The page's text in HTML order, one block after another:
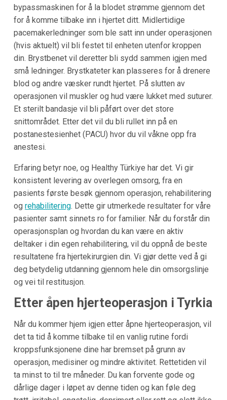
bypassmaskinen for å la blodet strømme gjennom det
for å komme tilbake inn i hjertet ditt. Midlertidige
pacemakerledninger som ble satt inn under operasjonen
(hvis aktuelt) vil bli festet til enheten utenfor kroppen
din. Brystbenet vil deretter bli sydd sammen igjen med
små ledninger. Brystkateter kan plasseres for å drenere
blod og andre væsker rundt hjertet. På slutten av
operasjonen vil muskler og hud være lukket med suturer.
Et sterilt bandasje vil bli påført over det store
snittområdet. Etter det vil du bli rullet inn på en
postanestesienhet (PACU) hvor du vil våkne opp fra
anestesi.
Erfaring betyr noe, og Healthy Türkiye har det. Vi gir
konsistent levering av overlegen omsorg, fra en
pasients første besøk gjennom operasjon, rehabilitering
og rehabilitering. Dette gir utmerkede resultater for våre
pasienter samt sinnets ro for familier. Når du forstår din
operasjonsplan og hvordan du kan være en aktiv
deltaker i din egen rehabilitering, vil du oppnå de beste
resultatene fra hjertekirurgien din. Vi gjør dette ved å gi
deg betydelig utdanning gjennom hele din omsorgslinje
og vei til restitusjon.
Etter åpen hjerteoperasjon i Tyrkia
Når du kommer hjem igjen etter åpne hjerteoperasjon, vil
det ta tid å komme tilbake til en vanlig rutine fordi
kroppsfunksjonene dine har bremset på grunn av
operasjon, medisiner og mindre aktivitet. Rettetiden vil
ta minst to til tre måneder. Du kan forvente gode og
dårlige dager i løpet av denne tiden og kan føle deg